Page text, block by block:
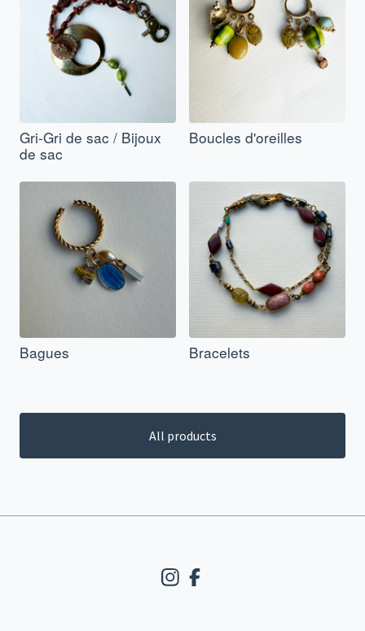
Gri-Gri de sac / Bijoux
de sac
Boucles d'oreilles
Bagues Bracelets
All products